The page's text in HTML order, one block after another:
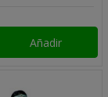
Añadir